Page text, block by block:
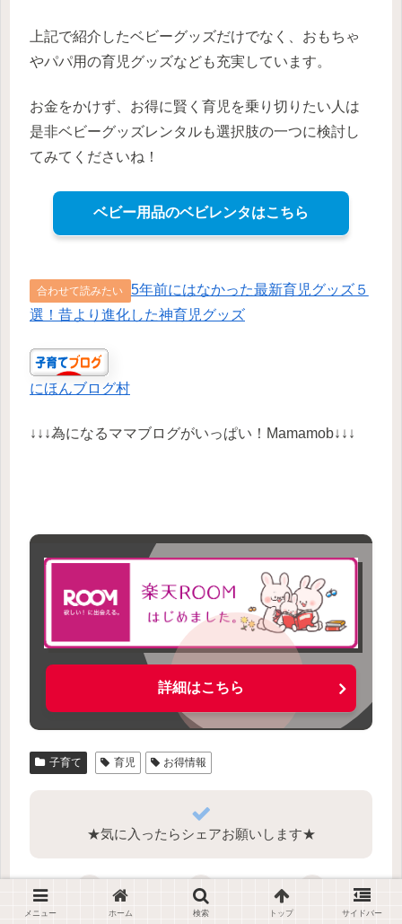
上記で紹介したベビーグッズだけでなく、おもちゃ
やパパ用の育児グッズなども充実しています。
お金をかけず、お得に賢く育児を乗り切りたい人は
是非ベビーグッズレンタルも選択肢の一つに検討し
てみてくださいね！
ベビー用品のベビレンタはこちら
合わせて読みたい
5年前にはなかった最新育児グッズ５
選！昔より進化した神育児グッズ
にほんブログ村
↓↓↓為になるママブログがいっぱい！Mamamob↓↓↓
詳細はこちら
子育て 育児 お得情報
★気に入ったらシェアお願いします★
Facebook
メニュー ホーム 検索 トップ サイドバー